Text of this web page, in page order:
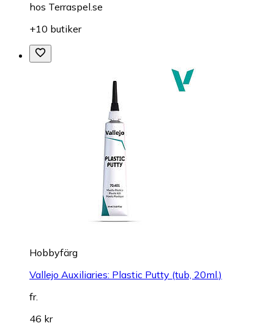
hos Terraspel.se
+10 butiker
Hobbyfärg
Vallejo Auxiliaries: Plastic Putty (tub, 20ml.)
fr.
46 kr